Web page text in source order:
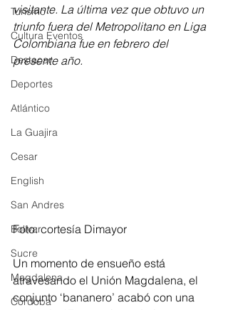
Turismo
Cultura Eventos
Destacar
Deportes
Atlántico
La Guajira
Cesar
English
San Andres
Bolívar
Sucre
Magdalena
Córdoba
visitante. La última vez que obtuvo un
triunfo fuera del Metropolitano en Liga
Colombiana fue en febrero del
presente año.
Foto: cortesía Dimayor
Un momento de ensueño está
atravesando el Unión Magdalena, el
conjunto ‘bananero’ acabó con una